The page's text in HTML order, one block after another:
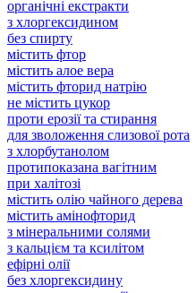
органічні екстракти
з хлоргексидином
без спирту
містить фтор
містить алое вера
містить фторид натрію
не містить цукор
проти ерозії та стирання
для зволоження слизової рота
з хлорбутанолом
протипоказана вагітним
при халітозі
містить олію чайного дерева
містить амінофторид
з мінеральними солями
з кальцієм та ксилітом
ефірні олії
без хлоргексидину